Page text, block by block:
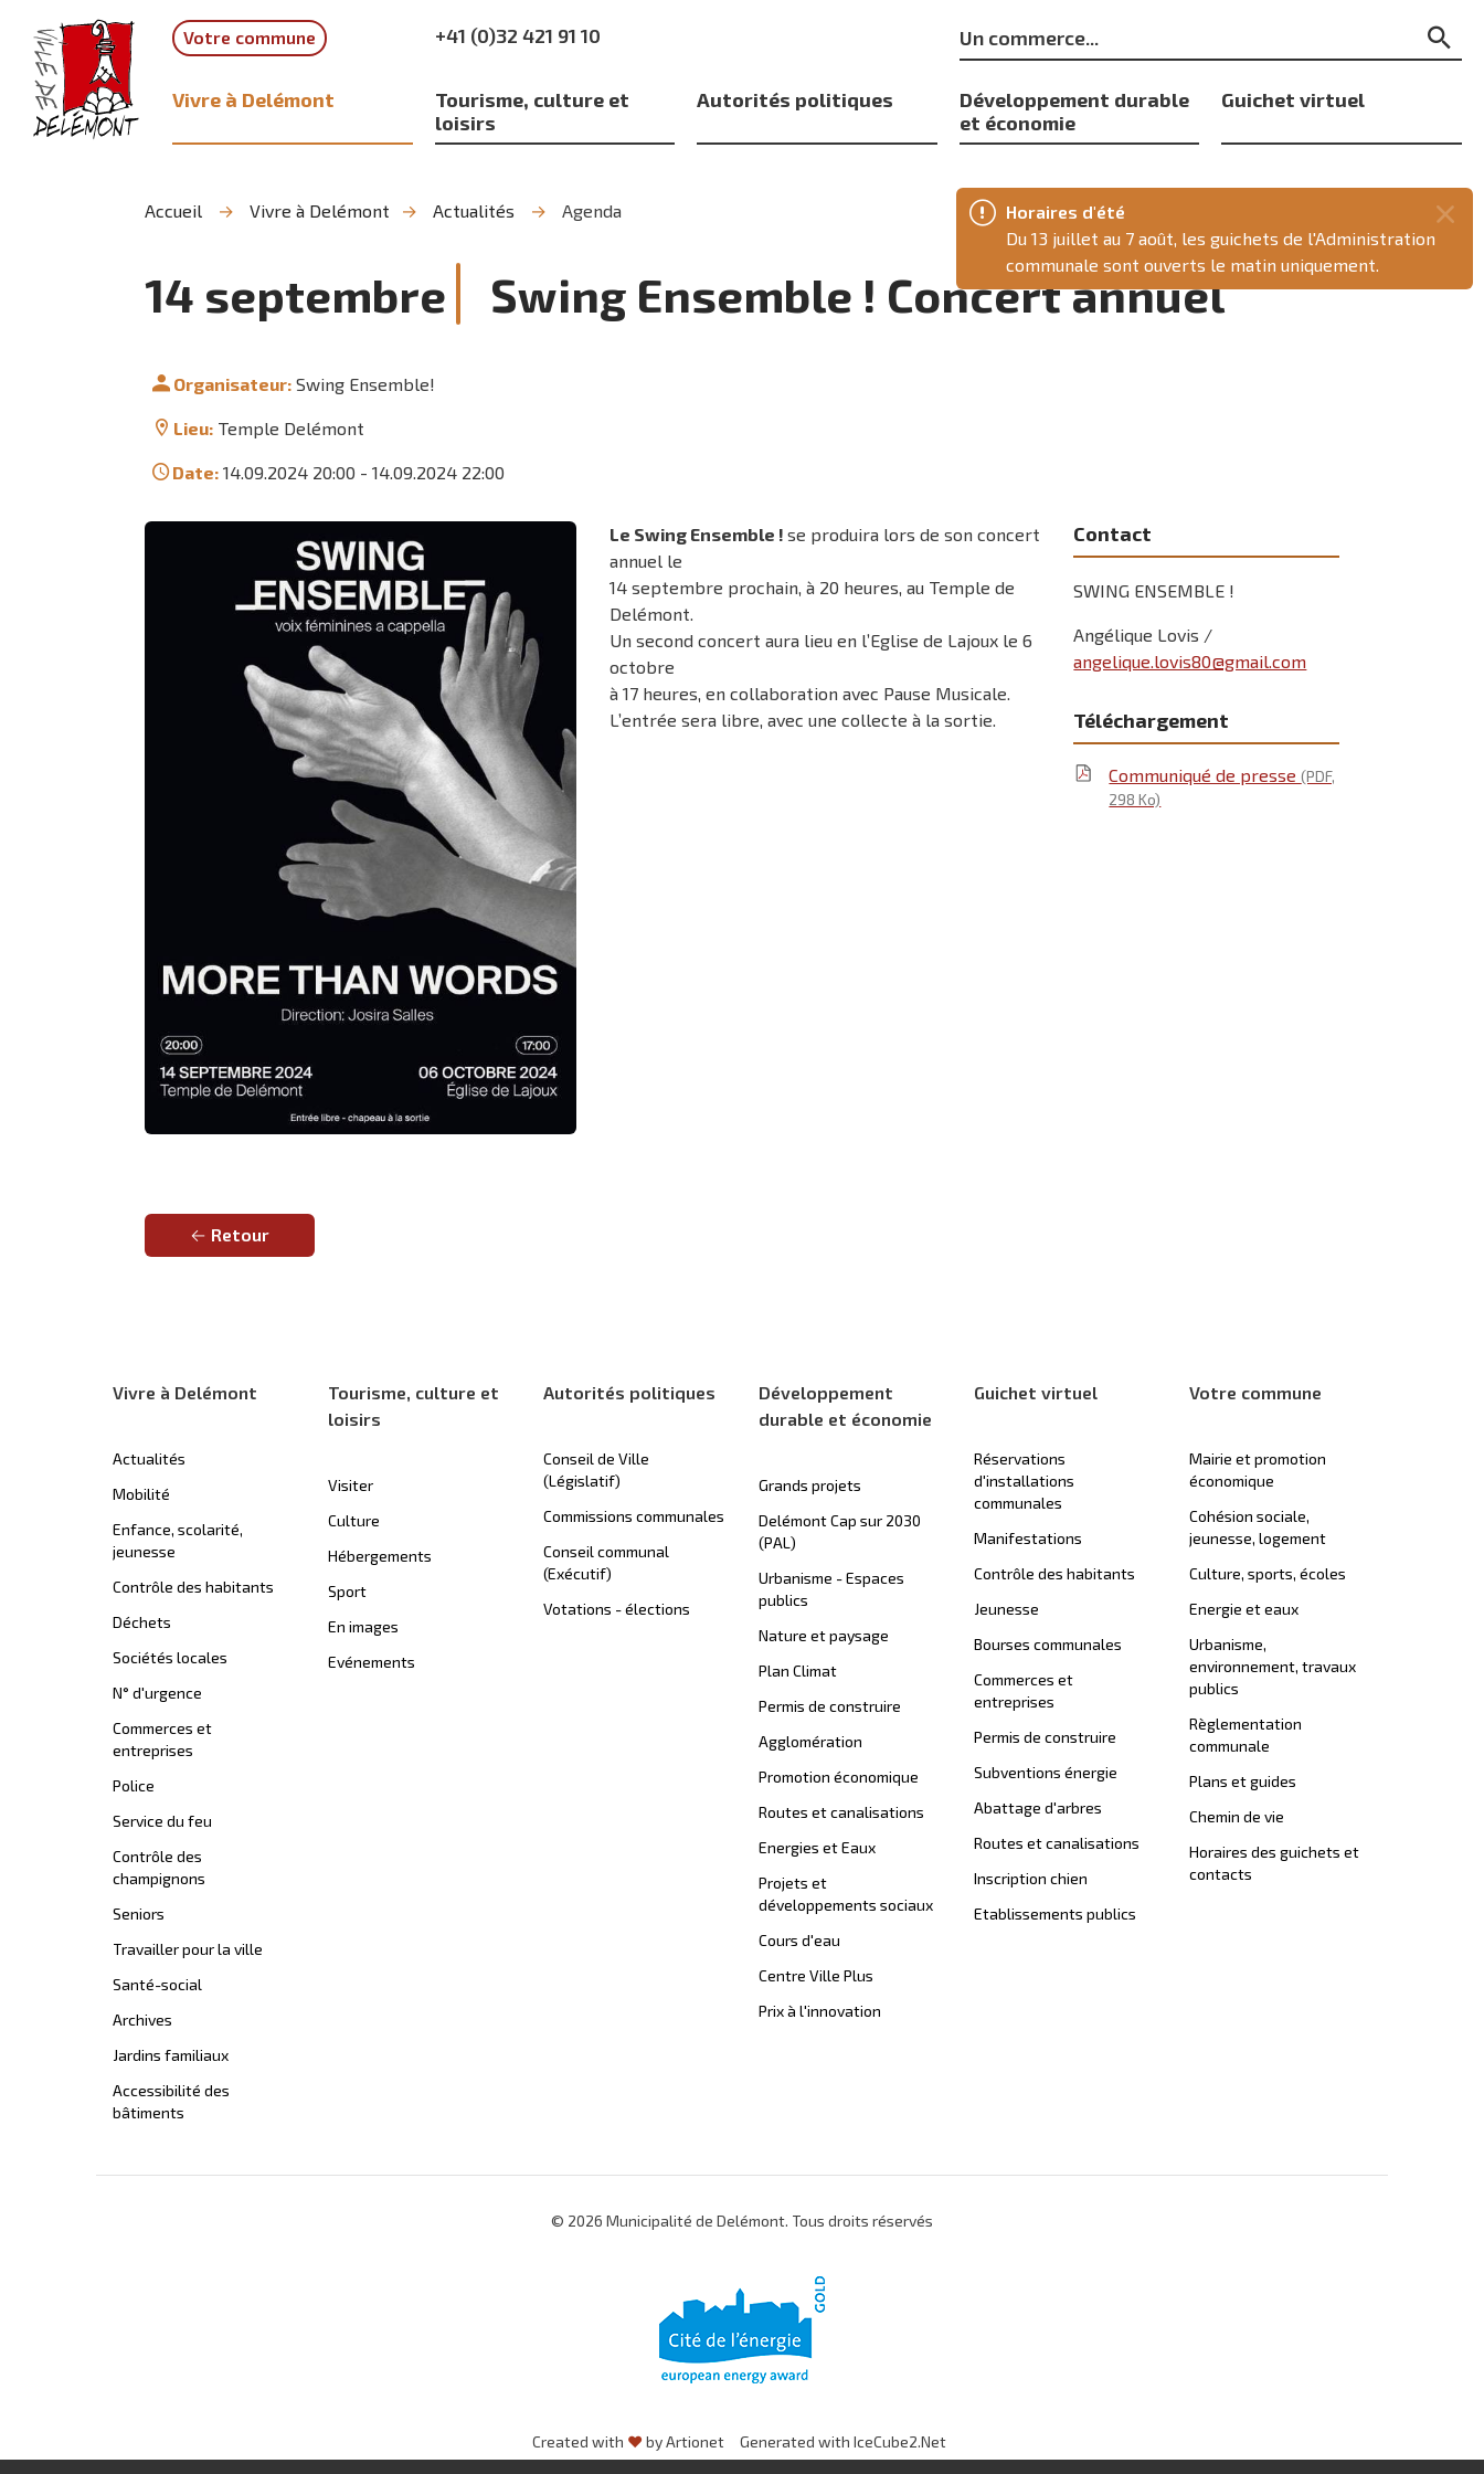
recherche
contenu
navigation
Horaires d'été
Du 13 juillet au 7 août, les guichets de l'Administration
communale sont ouverts le matin uniquement.
Votre commune +41 (0)32 421 91 10
Mots
clés
Vivre à Delémont
Tourisme, culture et
loisirs
Autorités politiques
Développement durable
et économie
Guichet virtuel
Accueil Vivre à Delémont Actualités Agenda
Swing Ensemble ! Concert annuel
14 septembre
Organisateur: Swing Ensemble!
Lieu: Temple Delémont
Date: 14.09.2024 20:00 - 14.09.2024 22:00
Le Swing Ensemble ! se produira lors de son concert
annuel le
14 septembre prochain, à 20 heures, au Temple de
Delémont.
Un second concert aura lieu en l’Eglise de Lajoux le 6
octobre
à 17 heures, en collaboration avec Pause Musicale.
L’entrée sera libre, avec une collecte à la sortie.
Contact
SWING ENSEMBLE !
Angélique Lovis /
angelique.lovis80@gmail.com
Téléchargement
Communiqué de presse(PDF,
298 Ko)
Retour
Vivre à Delémont
Actualités
Mobilité
Enfance, scolarité,
jeunesse
Contrôle des habitants
Déchets
Sociétés locales
N° d'urgence
Commerces et
entreprises
Police
Service du feu
Contrôle des
champignons
Seniors
Travailler pour la ville
Santé-social
Archives
Jardins familiaux
Accessibilité des
bâtiments
Tourisme, culture et
loisirs
Visiter
Culture
Hébergements
Sport
En images
Evénements
Autorités politiques
Conseil de Ville
(Législatif)
Commissions communales
Conseil communal
(Exécutif)
Votations - élections
Développement
durable et économie
Grands projets
Delémont Cap sur 2030
(PAL)
Urbanisme - Espaces
publics
Nature et paysage
Plan Climat
Permis de construire
Agglomération
Promotion économique
Routes et canalisations
Energies et Eaux
Projets et
développements sociaux
Cours d'eau
Centre Ville Plus
Prix à l'innovation
Guichet virtuel
Réservations
d'installations
communales
Manifestations
Contrôle des habitants
Jeunesse
Bourses communales
Commerces et
entreprises
Permis de construire
Subventions énergie
Abattage d'arbres
Routes et canalisations
Inscription chien
Etablissements publics
Votre commune
Mairie et promotion
économique
Cohésion sociale,
jeunesse, logement
Culture, sports, écoles
Energie et eaux
Urbanisme,
environnement, travaux
publics
Règlementation
communale
Plans et guides
Chemin de vie
Horaires des guichets et
contacts
© 2026 Municipalité de Delémont. Tous droits réservés
Created with ♥by Artionet Generated with IceCube2.Net